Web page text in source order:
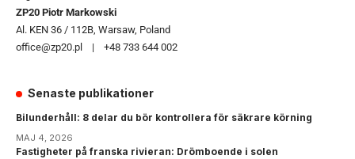
ZP20 Piotr Markowski
Al. KEN 36 / 112B, Warsaw, Poland
office@zp20.pl | +48 733 644 002
Senaste publikationer
Bilunderhåll: 8 delar du bör kontrollera för säkrare körning
MAJ 4, 2026
Fastigheter på franska rivieran: Drömboende i solen